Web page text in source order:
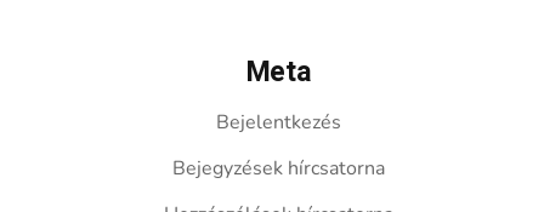
Meta
Bejelentkezés
Bejegyzések hírcsatorna